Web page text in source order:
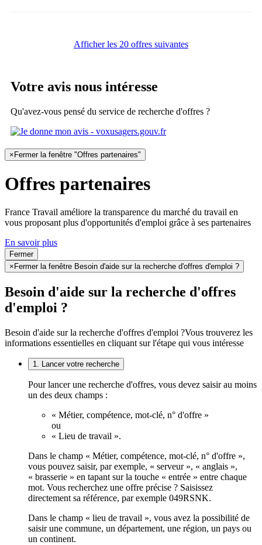
Afficher les 20 offres suivantes
Votre avis nous intéresse
Qu'avez-vous pensé du service de recherche d'offres ?
×Fermer la fenêtre "Offres partenaires"
Offres partenaires
France Travail améliore la transparence du marché du travail en
vous proposant plus d'opportunités d'emploi grâce à ses partenaires
En savoir plus
Fermer
× Fermer la fenêtre Besoin d'aide sur la recherche d'offres d'emploi ?
Besoin d'aide sur la recherche d'offres
d'emploi ?
Besoin d'aide sur la recherche d'offres d'emploi ?Vous trouverez les
informations essentielles en cliquant sur l'étape qui vous intéresse
1. Lancer votre recherche
Pour lancer une recherche d'offres, vous devez saisir au moins
un des deux champs :
« Métier, compétence, mot-clé, n° d'offre »
ou
« Lieu de travail ».
Dans le champ « Métier, compétence, mot-clé, n° d'offre »,
vous pouvez saisir, par exemple, « serveur », « anglais »,
« brasserie » en tapant sur la touche « entrée » entre chaque
mot. Vous recherchez une offre précise ? Saisissez
directement sa référence, par exemple 049RSNK.
Dans le champ « lieu de travail », vous avez la possibilité de
saisir une commune, un département, une région, un pays ou
un continent.